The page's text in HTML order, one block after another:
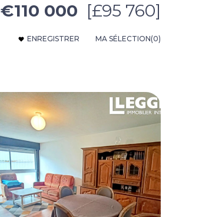
€110 000 [£95 760]
ENREGISTRER MA SÉLECTION(0)